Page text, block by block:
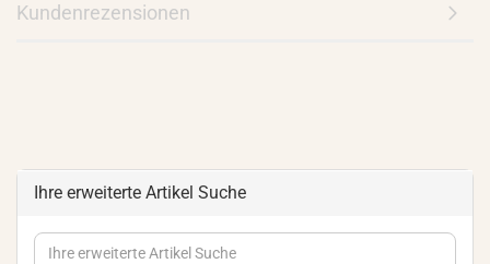
Kundenrezensionen
Ihre erweiterte Artikel Suche
Ihre